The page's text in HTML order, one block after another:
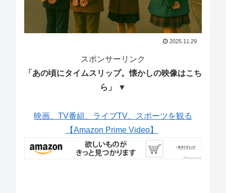
2025.11.29
スポンサーリンク
「あの頃にタイムスリップ。懐かしの映像はこち
ら」 ▼
映画、TV番組、ライブTV、スポーツを観る
【Amazon Prime Video】